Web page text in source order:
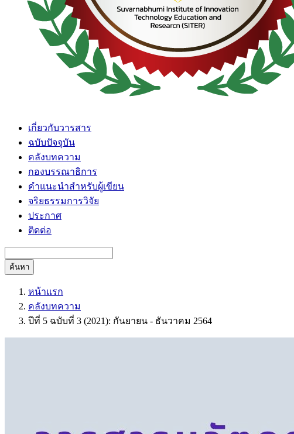
เกี่ยวกับวารสาร
ฉบับปัจจุบัน
คลังบทความ
กองบรรณาธิการ
คำแนะนำสำหรับผู้เขียน
จริยธรรมการวิจัย
ประกาศ
ติดต่อ
ค้นหา
หน้าแรก
คลังบทความ
ปีที่ 5 ฉบับที่ 3 (2021): กันยายน - ธันวาคม 2564